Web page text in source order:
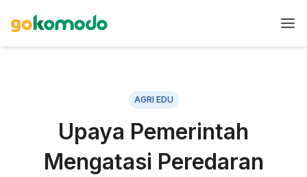
AGRI EDU
Upaya Pemerintah
Mengatasi Peredaran